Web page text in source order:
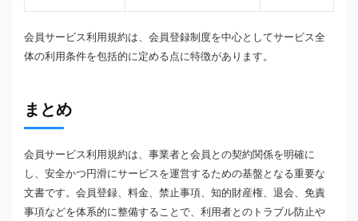
会員サービス利用規約は、会員登録制度を中心としてサービス全
体の利用条件を包括的に定める点に特徴があります。
まとめ
会員サービス利用規約は、事業者と会員との契約関係を明確に
し、安全かつ円滑にサービスを運営するための基盤となる重要な
文書です。会員登録、料金、禁止事項、知的財産権、退会、免責
事項などを体系的に整備することで、利用者とのトラブル防止や